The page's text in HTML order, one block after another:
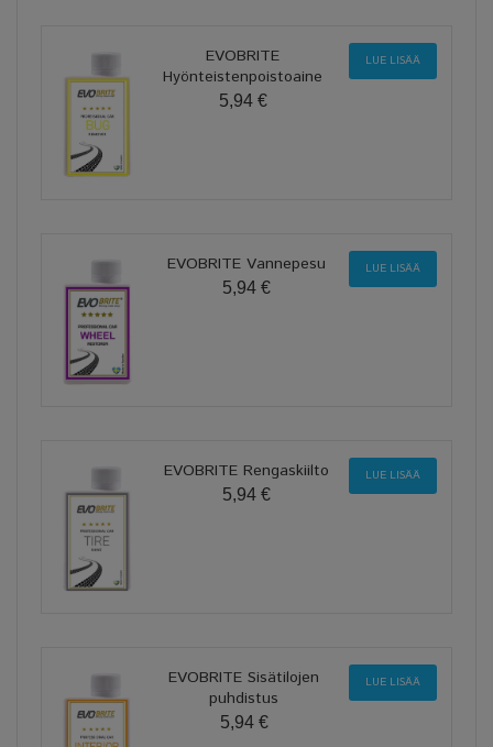
EVOBRITE
Hyönteistenpoistoaine
5,94 €
LUE LISÄÄ
EVOBRITE Vannepesu
5,94 €
LUE LISÄÄ
EVOBRITE Rengaskiilto
5,94 €
LUE LISÄÄ
EVOBRITE Sisätilojen
puhdistus
5,94 €
LUE LISÄÄ